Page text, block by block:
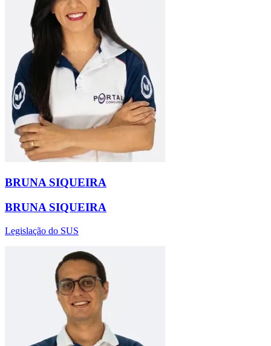
BRUNA SIQUEIRA
BRUNA SIQUEIRA
Legislação do SUS